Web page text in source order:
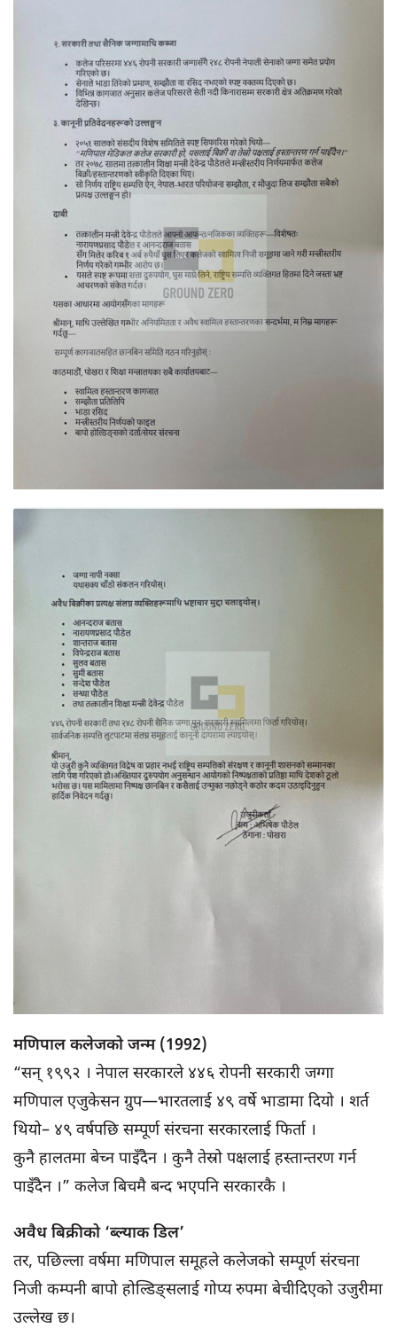
मणिपाल कलेजको जन्म (1992)
“सन् १९९२ । नेपाल सरकारले ४४६ रोपनी सरकारी जग्गा
मणिपाल एजुकेसन ग्रुप—भारतलाई ४९ वर्षे भाडामा दियो । शर्त
थियो– ४९ वर्षपछि सम्पूर्ण संरचना सरकारलाई फिर्ता ।
कुनै हालतमा बेच्न पाइँदैन । कुनै तेस्रो पक्षलाई हस्तान्तरण गर्न
पाइँदैन ।” कलेज बिचमै बन्द भएपनि सरकारकै ।
अवैध बिक्रीको ‘ब्ल्याक डिल’
तर, पछिल्ला वर्षमा मणिपाल समूहले कलेजको सम्पूर्ण संरचना
निजी कम्पनी बापो होल्डिङ्सलाई गोप्य रुपमा बेचीदिएको उजुरीमा
उल्लेख छ।